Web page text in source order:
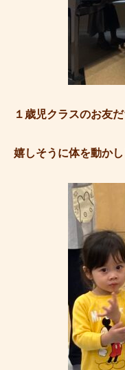
１歳児クラスのお友
嬉しそうに体を動か